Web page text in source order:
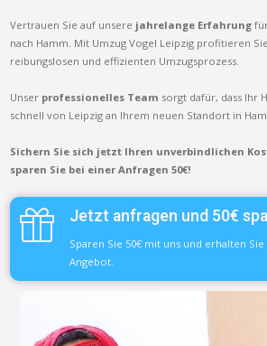
Vertrauen Sie auf unsere jahrelange Erfahrung
nach Hamm. Mit Umzug Vogel Leipzig profitieren
reibungslosen und effizienten Umzugsprozess.
Unser professionelles Team sorgt dafür, dass Ihr
schnell von Leipzig an Ihrem neuen Standort in
Sichern Sie sich jetzt Ihren unverbindlichen
sparen Sie bei einer Anfragen 50€!
Jetzt anfragen und 50€
Sparen Sie 50€ mit uns und erhalten
Angebot.